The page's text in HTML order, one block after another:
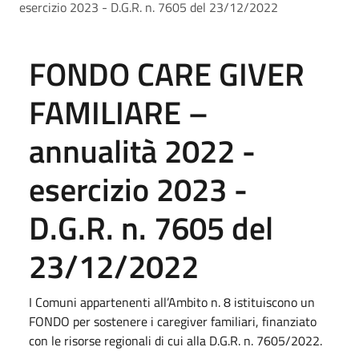
esercizio 2023 - D.G.R. n. 7605 del 23/12/2022
FONDO CARE GIVER
FAMILIARE –
annualità 2022 -
esercizio 2023 -
D.G.R. n. 7605 del
23/12/2022
I Comuni appartenenti all’Ambito n. 8 istituiscono un
FONDO per sostenere i caregiver familiari, finanziato
con le risorse regionali di cui alla D.G.R. n. 7605/2022.